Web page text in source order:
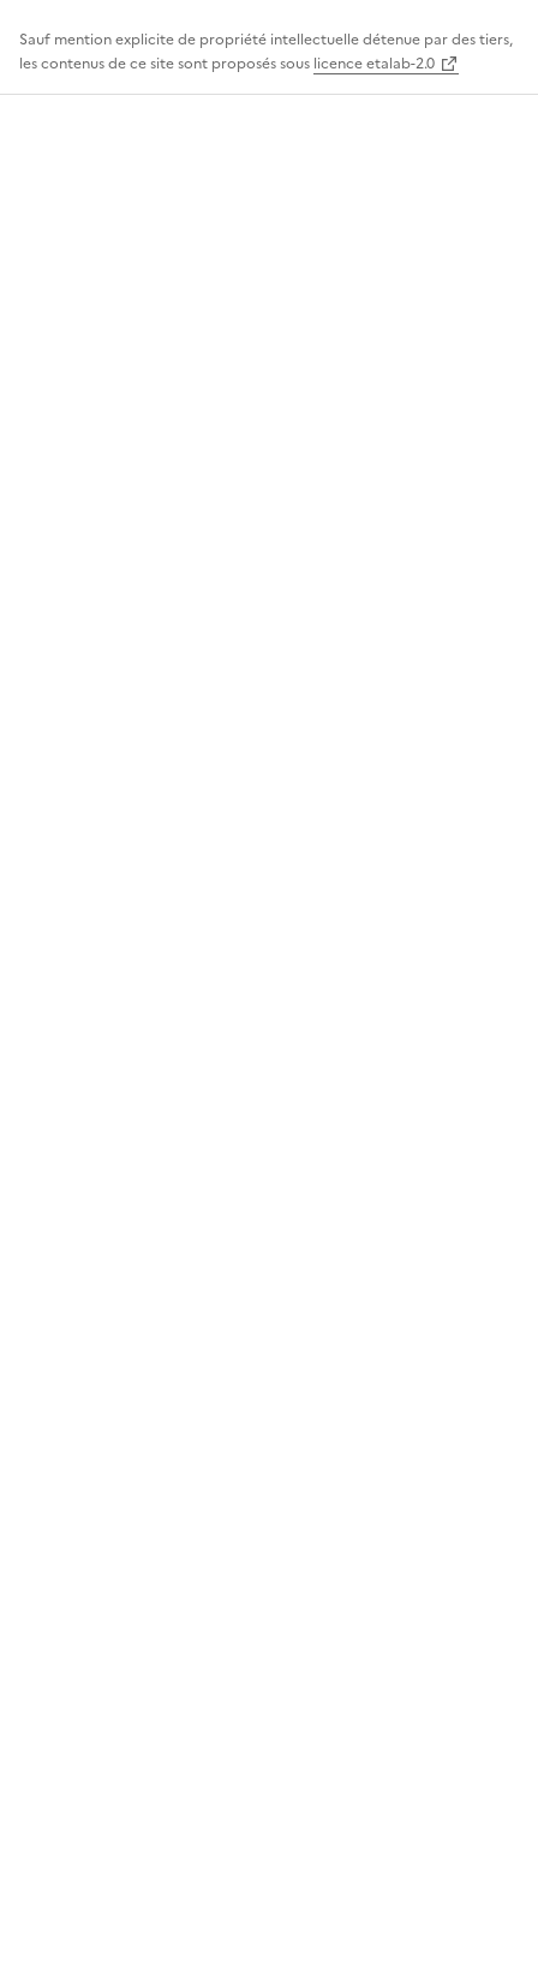
Sauf mention explicite de propriété intellectuelle détenue par des tiers,
les contenus de ce site sont proposés sous licence etalab-2.0